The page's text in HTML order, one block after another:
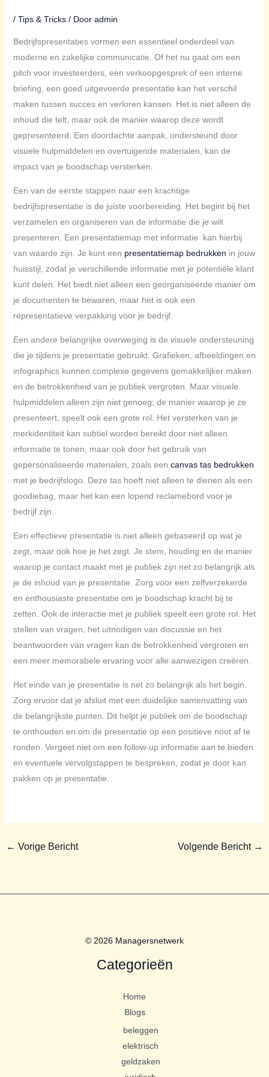
/ Tips & Tricks/ Door admin
Bedrijfspresentaties vormen een essentieel onderdeel van
moderne en zakelijke communicatie. Of het nu gaat om een
pitch voor investeerders, een verkoopgesprek of een interne
briefing, een goed uitgevoerde presentatie kan het verschil
maken tussen succes en verloren kansen. Het is niet alleen de
inhoud die telt, maar ook de manier waarop deze wordt
gepresenteerd. Een doordachte aanpak, ondersteund door
visuele hulpmiddelen en overtuigende materialen, kan de
impact van je boodschap versterken.
Een van de eerste stappen naar een krachtige
bedrijfspresentatie is de juiste voorbereiding. Het begint bij het
verzamelen en organiseren van de informatie die je wilt
presenteren. Een presentatiemap met informatie kan hierbij
van waarde zijn. Je kunt een presentatiemap bedrukken in jouw
huisstijl, zodat je verschillende informatie met je potentiële klant
kunt delen. Het biedt niet alleen een georganiseerde manier om
je documenten te bewaren, maar het is ook een
representatieve verpakking voor je bedrijf.
Een andere belangrijke overweging is de visuele ondersteuning
die je tijdens je presentatie gebruikt. Grafieken, afbeeldingen en
infographics kunnen complexe gegevens gemakkelijker maken
en de betrokkenheid van je publiek vergroten. Maar visuele
hulpmiddelen alleen zijn niet genoeg; de manier waarop je ze
presenteert, speelt ook een grote rol. Het versterken van je
merkidentiteit kan subtiel worden bereikt door niet alleen
informatie te tonen, maar ook door het gebruik van
gepersonaliseerde materialen, zoals een canvas tas bedrukken
met je bedrijfslogo. Deze tas hoeft niet alleen te dienen als een
goodiebag, maar het kan een lopend reclamebord voor je
bedrijf zijn.
Een effectieve presentatie is niet alleen gebaseerd op wat je
zegt, maar ook hoe je het zegt. Je stem, houding en de manier
waarop je contact maakt met je publiek zijn net zo belangrijk als
je de inhoud van je presentatie. Zorg voor een zelfverzekerde
en enthousiaste presentatie om je boodschap kracht bij te
zetten. Ook de interactie met je publiek speelt een grote rol. Het
stellen van vragen, het uitnodigen van discussie en het
beantwoorden van vragen kan de betrokkenheid vergroten en
een meer memorabele ervaring voor alle aanwezigen creëren.
Het einde van je presentatie is net zo belangrijk als het begin.
Zorg ervoor dat je afsluit met een duidelijke samenvatting van
de belangrijkste punten. Dit helpt je publiek om de boodschap
te onthouden en om de presentatie op een positieve noot af te
ronden. Vergeet niet om een follow-up informatie aan te bieden
en eventuele vervolgstappen te bespreken, zodat je door kan
pakken op je presentatie.
← Vorige Bericht Volgende Bericht →
© 2026 Managersnetwerk
Categorieën
Home
Blogs
beleggen
elektrisch
geldzaken